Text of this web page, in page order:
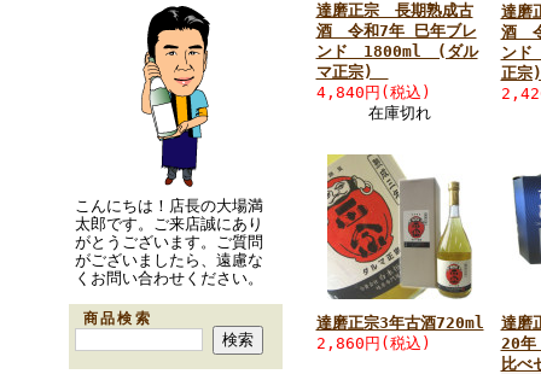
こんにちは！店長の大場満
太郎です。ご来店誠にあり
がとうございます。ご質問
がございましたら、遠慮な
くお問い合わせください。
商品検索
達磨正宗 長期熟成古
酒 令和7年 巳年ブレ
ンド 1800ml (ダル
マ正宗)
4,840円(税込)
在庫切れ
達磨
酒
ン
正
達磨正宗3年古酒720ml
2,860円(税込)
達磨
20年
比べ